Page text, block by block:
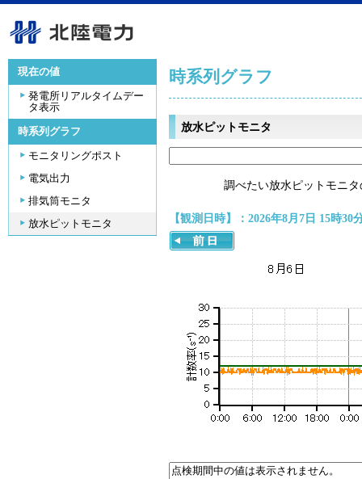
現在の値
発電所リアルタイムデー
タ表示
時系列グラフ
モニタリングポスト
電気出力
排気筒モニタ
放水ピットモニタ
時系列グラフ
放水ピットモニタ
調べたい放水ピットモニ
【観測日時】：2026年8月7日 15時30